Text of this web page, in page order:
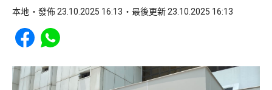
本地 發佈 23.10.2025 16:13 最後更新 23.10.2025 16:13
Share to Facebook
Share to WhatsApp